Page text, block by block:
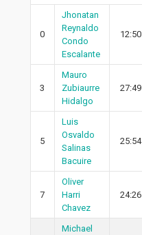
0
Jhonatan
Reynaldo
Condo
Escalante
12:50
3
Mauro
Zubiaurre
Hidalgo
27:49
5
Luis
Osvaldo
Salinas
Bacuire
25:54
7
Oliver
Harri
Chavez
24:26
Michael